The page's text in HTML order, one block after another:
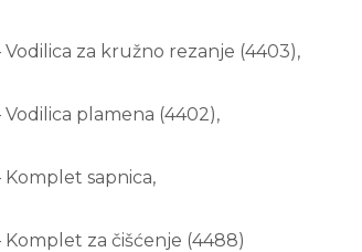
Vodilica za kružno rezanje (4403),
Vodilica plamena (4402),
Komplet sapnica,
Komplet za čišćenje (4488)